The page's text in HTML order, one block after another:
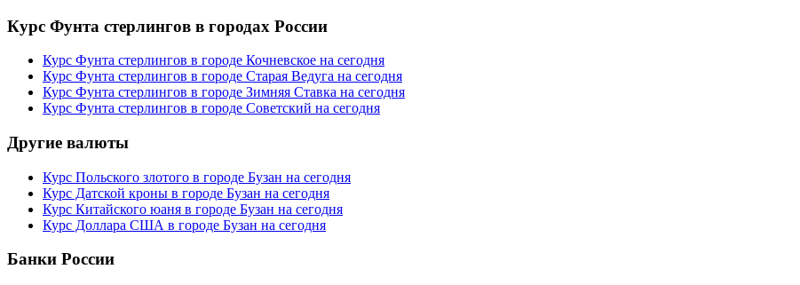
Курс Фунта стерлингов в городах России
Курс Фунта стерлингов в городе Кочневское на сегодня
Курс Фунта стерлингов в городе Старая Ведуга на сегодня
Курс Фунта стерлингов в городе Зимняя Ставка на сегодня
Курс Фунта стерлингов в городе Советский на сегодня
Другие валюты
Курс Польского злотого в городе Бузан на сегодня
Курс Датской кроны в городе Бузан на сегодня
Курс Китайского юаня в городе Бузан на сегодня
Курс Доллара США в городе Бузан на сегодня
Банки России